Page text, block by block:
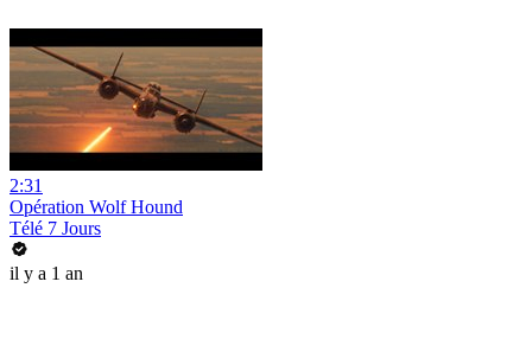
2:31
Opération Wolf Hound
Télé 7 Jours
il y a 1 an